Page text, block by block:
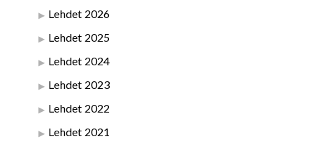
Lehdet 2026
Lehdet 2025
Lehdet 2024
Lehdet 2023
Lehdet 2022
Lehdet 2021